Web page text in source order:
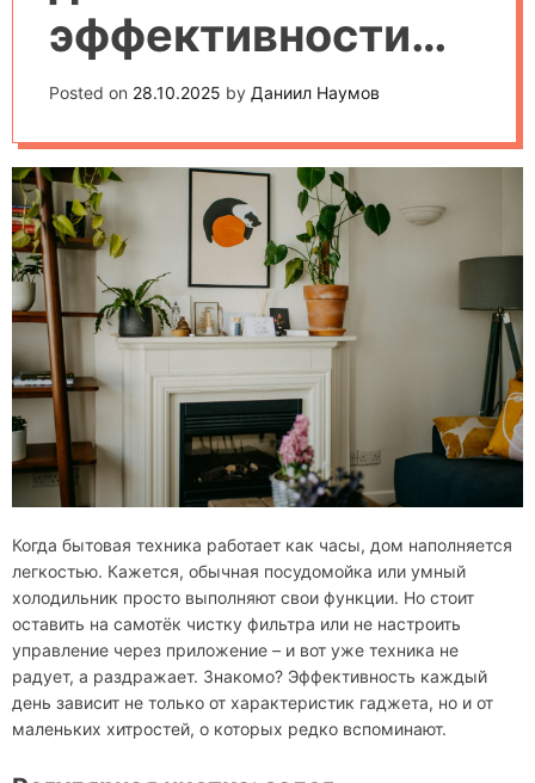
эффективности
работы бытовой
техники
Posted on 28.10.2025 by Даниил Наумов
Когда бытовая техника работает как часы, дом наполняется
легкостью. Кажется, обычная посудомойка или умный
холодильник просто выполняют свои функции. Но стоит
оставить на самотёк чистку фильтра или не настроить
управление через приложение – и вот уже техника не
радует, а раздражает. Знакомо? Эффективность каждый
день зависит не только от характеристик гаджета, но и от
маленьких хитростей, о которых редко вспоминают.